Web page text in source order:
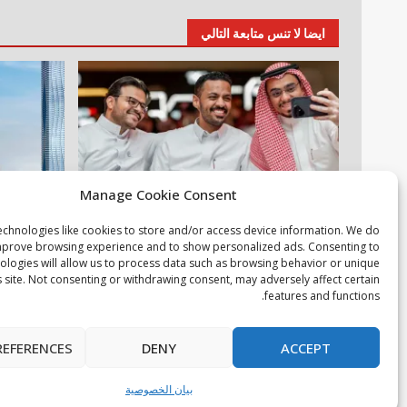
Manage Cookie Consent
like cookies to store and/or access device information. We do
browsing experience and to show personalized ads. Consenting to
will allow us to process data such as browsing behavior or unique
site. Not consenting or withdrawing consent, may adversely affect certain
features and functions.
ACCEPT
DENY
بيان الخصوصية
ايضا لا تنس متابعة التالي
مقالات
خبراء التقنية ورواد مجتمع الألعاب يشاركون
انطباعاتهم حول TECNO POVA 8 Pro 5G
4 أغسطس، 2026
دانوب
المنازل
4 أغسطس، 2026